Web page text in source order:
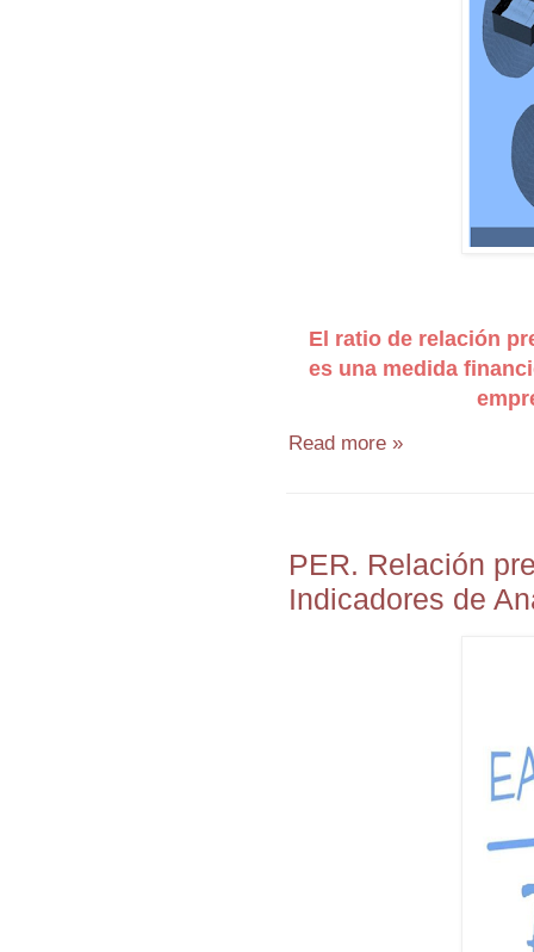
El ratio de relación
es una medida
Read more »
PER. Relación
Indicadores de